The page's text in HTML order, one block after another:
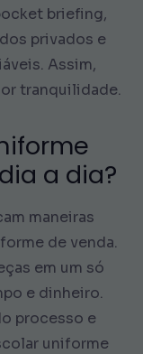
briefing,
privados e
Assim,
tranquilidade.
a dia?
maneiras
de venda.
em um só
e dinheiro.
processo e
uniforme